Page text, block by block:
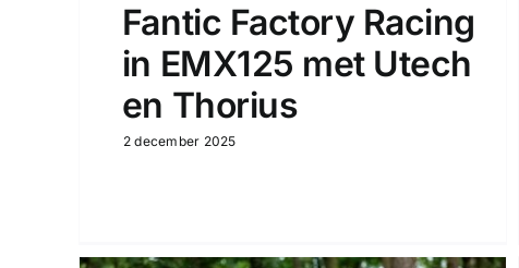
Fantic Factory Racing
in EMX125 met Utech
en Thorius
2 december 2025